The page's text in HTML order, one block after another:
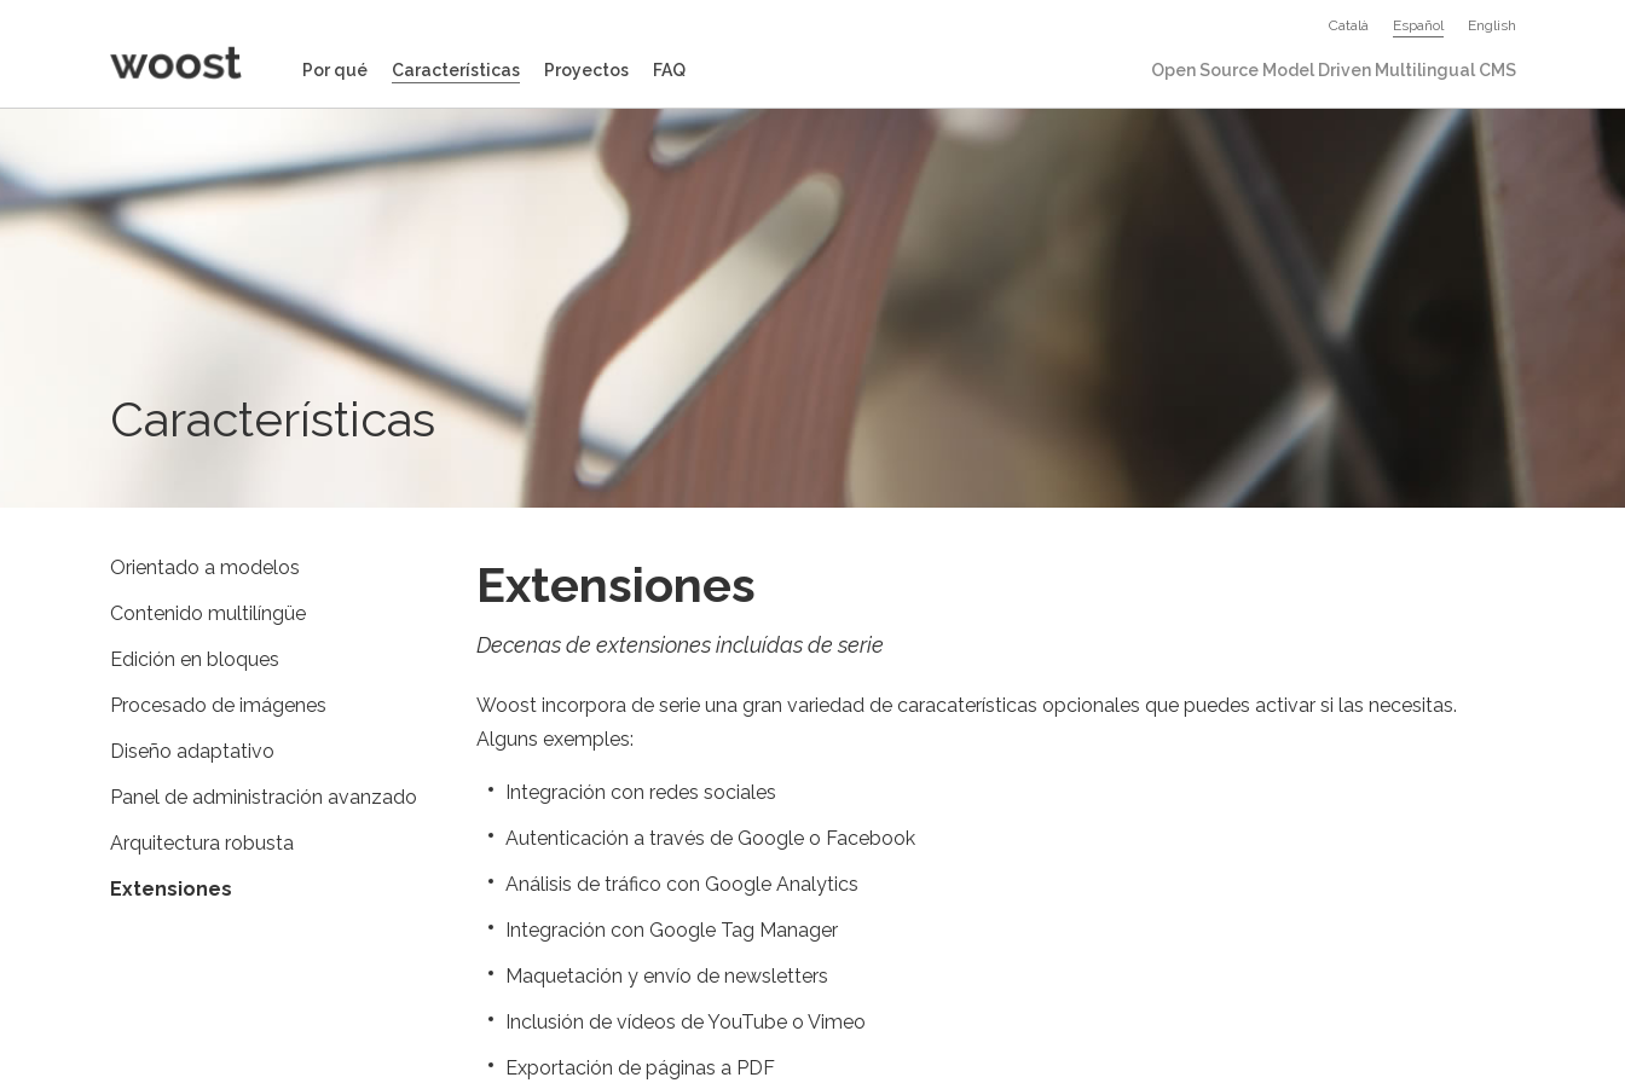
Por qué Características Proyectos FAQ
Català Español English
Open Source Model Driven Multilingual CMS
Características
Orientado a modelos
Contenido multilíngüe
Edición en bloques
Procesado de imágenes
Diseño adaptativo
Panel de administración avanzado
Arquitectura robusta
Extensiones
Extensiones
Decenas de extensiones incluídas de serie
Woost incorpora de serie una gran variedad de caracaterísticas opcionales que puedes activar si las necesitas.
Alguns exemples:
Integración con redes sociales
Autenticación a través de Google o Facebook
Análisis de tráfico con Google Analytics
Integración con Google Tag Manager
Maquetación y envío de newsletters
Inclusión de vídeos de YouTube o Vimeo
Exportación de páginas a PDF